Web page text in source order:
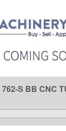
MORE
S BB CNC